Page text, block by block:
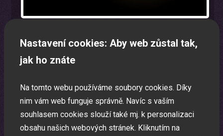
Oslava narozenin s animátorem
Uspořádáme pro vaše děti nezapomenutelnou oslavu.
Nastavení cookies: Aby web zůstal tak,
jak ho znáte
Na tomto webu používáme soubory cookies. Díky
nim vám web funguje správně. Navíc s vaším
souhlasem cookies slouží také mj. k personalizaci
obsahu našich webových stránek. Kliknutím na